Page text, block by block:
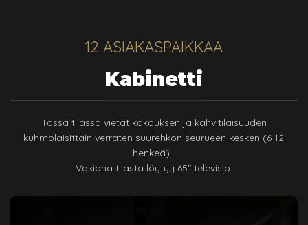
12 ASIAKASPAIKKAA
Kabinetti
Tässä tilassa vietät kokouksen ja kahvitilaisuuden
kuhmolaisittain verraten suurehkon seurueen kesken (6-12
henkeä).
Vakiona tilasta löytyy 65" televisio.